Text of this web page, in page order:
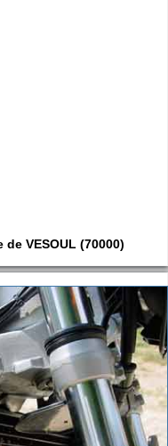
VESOUL (70000)